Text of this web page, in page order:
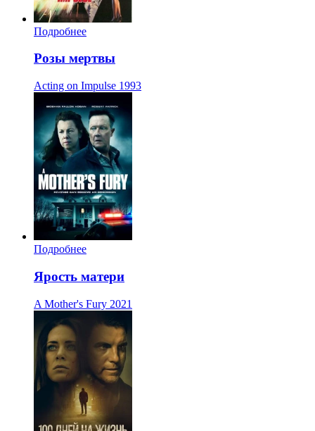
Подробнее
Розы мертвы
Acting on Impulse 1993
Подробнее
Ярость матери
A Mother's Fury 2021